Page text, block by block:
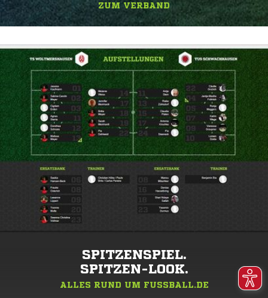
ZUM VERBAND
SPITZENSPIEL.
SPITZEN-LOOK.
ALLES RUND UM FUSSBALL.DE